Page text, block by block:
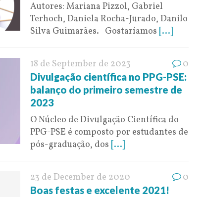
Autores: Mariana Pizzol, Gabriel
Terhoch, Daniela Rocha-Jurado, Danilo
Silva Guimarães. Gostaríamos [...]
18 de September de 2023 0
Divulgação científica no PPG-PSE:
balanço do primeiro semestre de
2023
O Núcleo de Divulgação Científica do
PPG-PSE é composto por estudantes de
pós-graduação, dos [...]
23 de December de 2020 0
Boas festas e excelente 2021!